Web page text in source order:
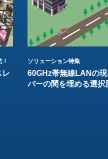
レ
ソリューション特集
60GHz帯無線LANの
バーの間を埋める選択